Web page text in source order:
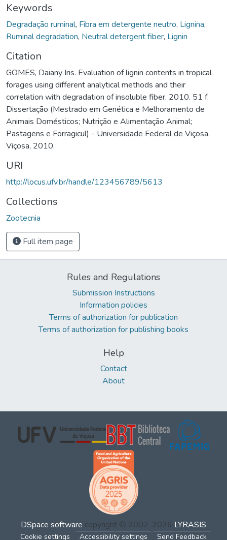
Keywords
Degradação ruminal, Fibra em detergente neutro, Lignina,
Ruminal degradation, Neutral detergent fiber, Lignin
Citation
GOMES, Daiany Iris. Evaluation of lignin contents in tropical
forages using different analytical methods and their
correlation with degradation of insoluble fiber. 2010. 51 f.
Dissertação (Mestrado em Genética e Melhoramento de
Animais Domésticos; Nutrição e Alimentação Animal;
Pastagens e Forragicul) - Universidade Federal de Viçosa,
Viçosa, 2010.
URI
http://locus.ufv.br/handle/123456789/5613
Collections
Zootecnia
Full item page
Rules and Regulations
Submission Instructions
Information policies
Terms of authorization for publication
Terms of authorization for publishing books
Help
Contact
About
DSpace software copyright © 2002-2026 LYRASIS
Cookie settings Accessibility settings Send Feedback